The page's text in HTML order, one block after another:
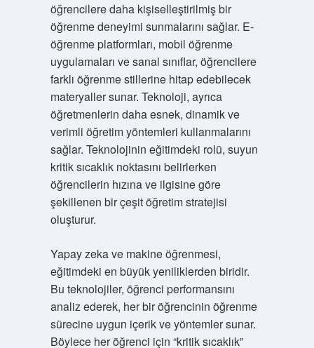
öğrencilere daha kişiselleştirilmiş bir
öğrenme deneyimi sunmalarını sağlar. E-
öğrenme platformları, mobil öğrenme
uygulamaları ve sanal sınıflar, öğrencilere
farklı öğrenme stillerine hitap edebilecek
materyaller sunar. Teknoloji, ayrıca
öğretmenlerin daha esnek, dinamik ve
verimli öğretim yöntemleri kullanmalarını
sağlar. Teknolojinin eğitimdeki rolü, suyun
kritik sıcaklık noktasını belirlerken
öğrencilerin hızına ve ilgisine göre
şekillenen bir çeşit öğretim stratejisi
oluşturur.
Yapay zeka ve makine öğrenmesi,
eğitimdeki en büyük yeniliklerden biridir.
Bu teknolojiler, öğrenci performansını
analiz ederek, her bir öğrencinin öğrenme
sürecine uygun içerik ve yöntemler sunar.
Böylece her öğrenci için “kritik sıcaklık”